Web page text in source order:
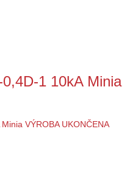
1 10kA